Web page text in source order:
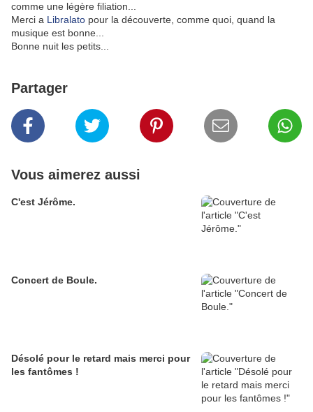
comme une légère filiation...
Merci a Libralato pour la découverte, comme quoi, quand la
musique est bonne...
Bonne nuit les petits...
Partager
Vous aimerez aussi
C'est Jérôme.
Concert de Boule.
Désolé pour le retard mais merci pour
les fantômes !